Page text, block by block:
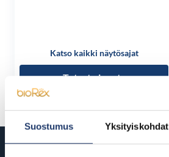
Suostumus Yksityiskohdat
Katso kaikki näytösajat
Tutustu ja osta